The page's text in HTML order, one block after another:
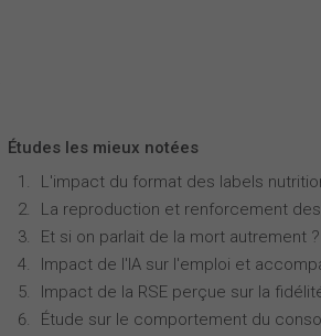
Études les mieux notées
L'impact du format des labels
La reproduction et renforcement
Et si on parlait de la mort autrement ?
Impact de l'IA sur l'emploi et
Impact de la RSE perçue sur la
Étude sur le comportement du